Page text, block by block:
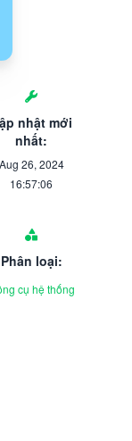
nhật mới
nhất:
Aug 26, 2024
16:57:06
Phân loại:
cụ hệ thống